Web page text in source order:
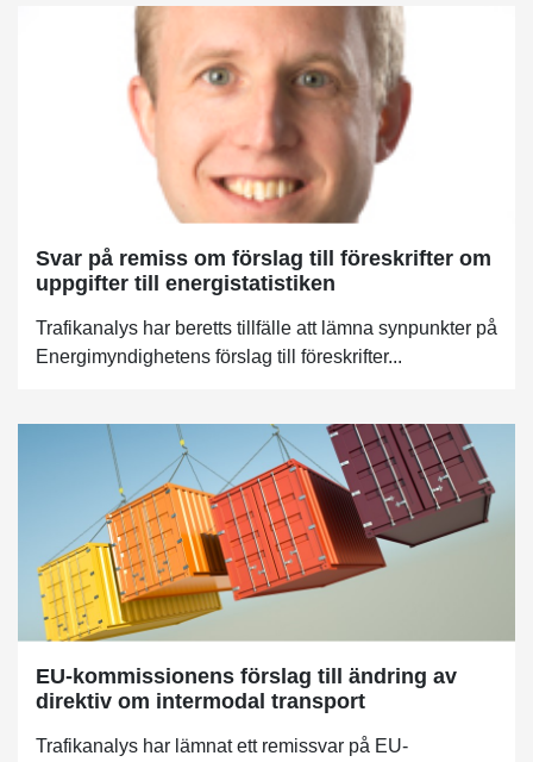
Svar på remiss om förslag till föreskrifter om
uppgifter till energistatistiken
Trafikanalys har beretts tillfälle att lämna synpunkter på
Energimyndighetens förslag till föreskrifter...
EU-kommissionens förslag till ändring av
direktiv om intermodal transport
Trafikanalys har lämnat ett remissvar på EU-